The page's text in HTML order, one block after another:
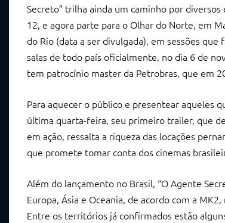
Secreto” trilha ainda um caminho por
12, e agora parte para o Olhar do Norte, em
do Rio (data a ser divulgada), em sessões
salas de todo país oficialmente, no dia 6 de
tem patrocínio master da Petrobras, que em
Para aquecer o público e presentear aqueles
última quarta-feira, seu primeiro trailer, que
em ação, ressalta a riqueza das locações
que promete tomar conta dos cinemas
Além do lançamento no Brasil, “O Agente
Europa, Ásia e Oceania, de acordo com a
Entre os territórios já confirmados estão